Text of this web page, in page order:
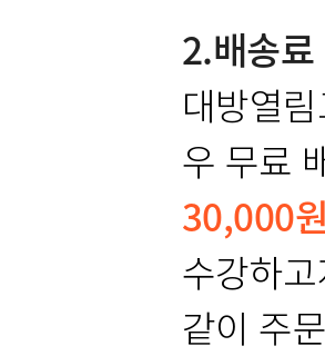
2.배송료
대방열
우 무료
30,000
수강하
같이 주